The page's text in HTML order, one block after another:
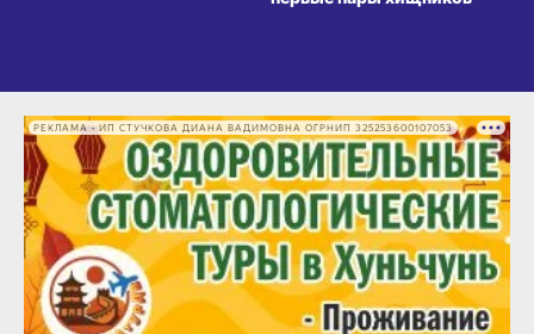
РЕКЛАМА • ИП СТУЧКОВА ДИАНА ВАДИМОВНА ОГРНИП 325253600107053